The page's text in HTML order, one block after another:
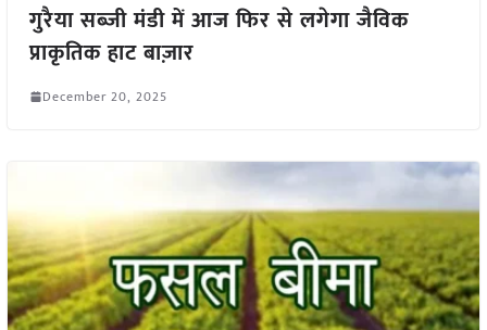
गुरैया सब्जी मंडी में आज फिर से लगेगा जैविक
प्राकृतिक हाट बाज़ार
December 20, 2025